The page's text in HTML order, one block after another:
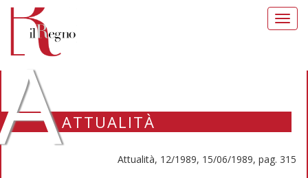
ATTUALITÀ
Attualità, 12/1989, 15/06/1989, pag. 315